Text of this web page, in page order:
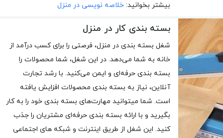
بیشتر بخوانید: خلاصه نویسی در منزل
بسته بندی کار در منزل
شغل بسته بندی در منزل، فرصتی را برای کسب درآمد از
خانه به شما می‌دهد. در این شغل، شما محصولات را
بسته بندی حرفه‌ای و ایمن می‌کنید. با رشد تجارت
آنلاین، نیاز به بسته بندی محصولات افزایش یافته
است. شما میتوانید مهارت‌های بسته بندی خود را به کار
بگیرید و با ارائه بسته بندی حرفه‌ای مشتریان را جذب
کنید. این شغل از طریق اینترنت و شبکه های اجتماعی